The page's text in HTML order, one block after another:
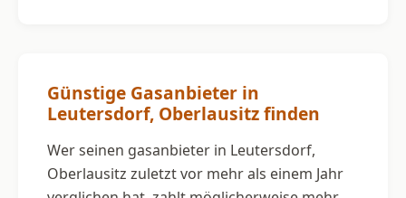
Günstige Gasanbieter in
Leutersdorf, Oberlausitz finden
Wer seinen gasanbieter in Leutersdorf,
Oberlausitz zuletzt vor mehr als einem Jahr